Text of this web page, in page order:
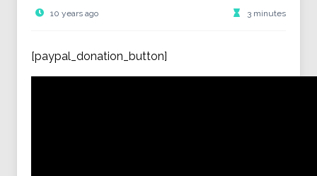
10 years ago 3 minutes
[paypal_donation_button]